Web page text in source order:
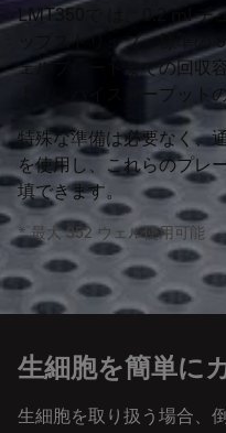
LMT350で は、0.2 ml チ
ップストリップ、標準の
ェルプレートまでの回収
より、ハイスループッ
特殊な準備は必要なく、
を使用し、これらのプレ
填できます。
* 最大 352 ウェル使用可能
生細胞を簡単に
生細胞を取り扱う場合、